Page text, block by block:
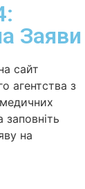
Заяви
сайт
агентства з
заповніть
на